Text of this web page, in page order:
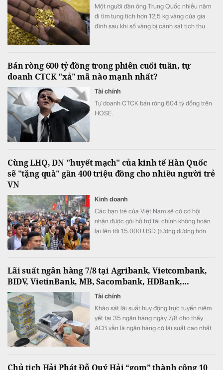
Một người đàn ông Trung Quốc nhiều năm
đi tìm tung tích hơn 12,5 kg vàng của gia
đình sau khi số vàng bị cảnh sát tịch thu
Bán ròng 600 tỷ đồng trong phiên cuối tuần, tự
doanh CTCK "xả" mã nào mạnh nhất?
Tài chính
Tự doanh CTCK bán ròng 604 tỷ đồng trên
HOSE.
Cùng LHQ, DN "huyết mạch" của kinh tế Hàn Quốc
sẽ "tặng quà" gần 400 triệu đồng cho nhiều người trẻ
VN
Kinh doanh
Các bạn trẻ của Việt Nam sẽ có cơ hội
nhận được gói hỗ trợ tài chính không hoàn
lại lên tới 15.000 USD (tương đương hơn
Lãi suất ngân hàng 7/8 tại Agribank, Vietcombank,
BIDV, VietinBank, MB, Sacombank, HDBank,...
Tài chính
Khảo sát lãi suất huy động trực tuyến niêm
yết tại 35 ngân hàng ngày 7/8 cho thấy
ACB vẫn là ngân hàng có lãi suất cao nhất
Chủ tịch Hải Phát Đỗ Quý Hải “gom” thành công 10